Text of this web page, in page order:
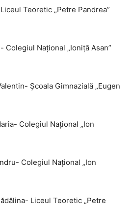
Teoretic „Petre Pandrea”
Colegiul Național „Ioniță Asan”
Școala Gimnazială „Eugen
Colegiul Național „Ion
Colegiul Național „Ion
Liceul Teoretic „Petre